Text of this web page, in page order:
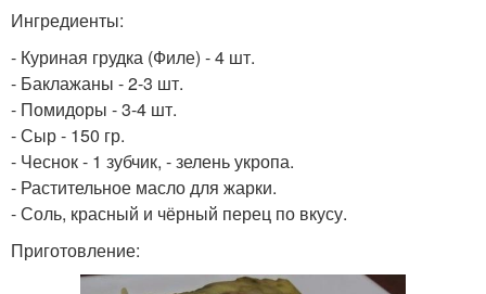
Ингредиенты:
- Куриная грудка (Филе) - 4 шт.
- Баклажаны - 2-3 шт.
- Помидоры - 3-4 шт.
- Сыр - 150 гр.
- Чеснок - 1 зубчик, - зелень укропа.
- Растительное масло для жарки.
- Соль, красный и чёрный перец по вкусу.
Приготовление: